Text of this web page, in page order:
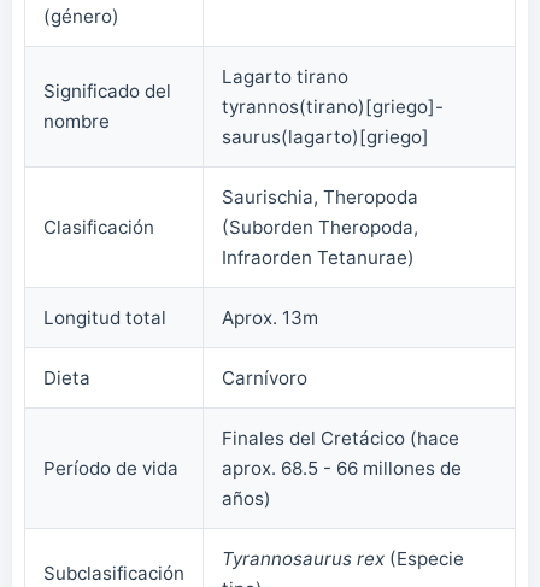
(género)
Significado del
nombre
Lagarto tirano
tyrannos(tirano)[griego]-
saurus(lagarto)[griego]
Clasificación
Saurischia, Theropoda
(Suborden Theropoda,
Infraorden Tetanurae)
Longitud total Aprox. 13m
Dieta Carnívoro
Período de vida
Finales del Cretácico (hace
aprox. 68.5 - 66 millones de
años)
Subclasificación
Tyrannosaurus rex (Especie